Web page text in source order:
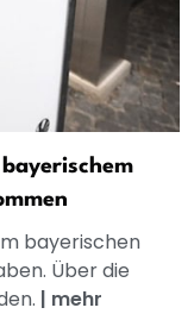
bayerischen
Über die
| mehr